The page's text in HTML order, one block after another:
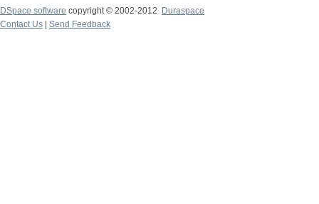
DSpace software copyright © 2002-2012
Duraspace
Contact Us
Send Feedback